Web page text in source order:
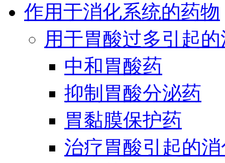
作用于消化系统的药物
用于胃酸过多引起
中和胃酸药
抑制胃酸分泌药
胃黏膜保护药
治疗胃酸引起的